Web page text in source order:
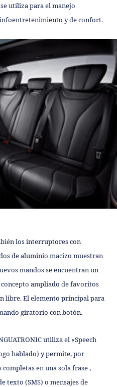
utiliza para el manejo
y de confort.
los interruptores con
de aluminio macizo muestran
mandos se encuentran un
ampliado de favoritos
libre. El elemento principal para
giratorio con botón.
utiliza el «Speech
hablado) y permite, por
en una sola frase ,
texto (SMS) o mensajes de